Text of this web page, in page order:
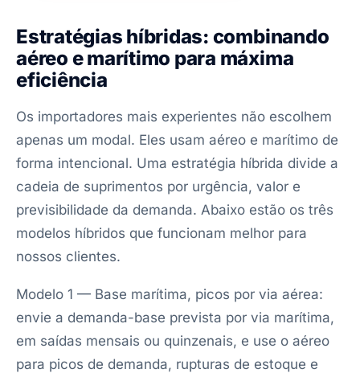
Estratégias híbridas: combinando
aéreo e marítimo para máxima
eficiência
Os importadores mais experientes não escolhem
apenas um modal. Eles usam aéreo e marítimo de
forma intencional. Uma estratégia híbrida divide a
cadeia de suprimentos por urgência, valor e
previsibilidade da demanda. Abaixo estão os três
modelos híbridos que funcionam melhor para
nossos clientes.
Modelo 1 — Base marítima, picos por via aérea:
envie a demanda-base prevista por via marítima,
em saídas mensais ou quinzenais, e use o aéreo
para picos de demanda, rupturas de estoque e